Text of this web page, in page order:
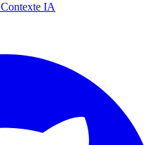
Contexte IA